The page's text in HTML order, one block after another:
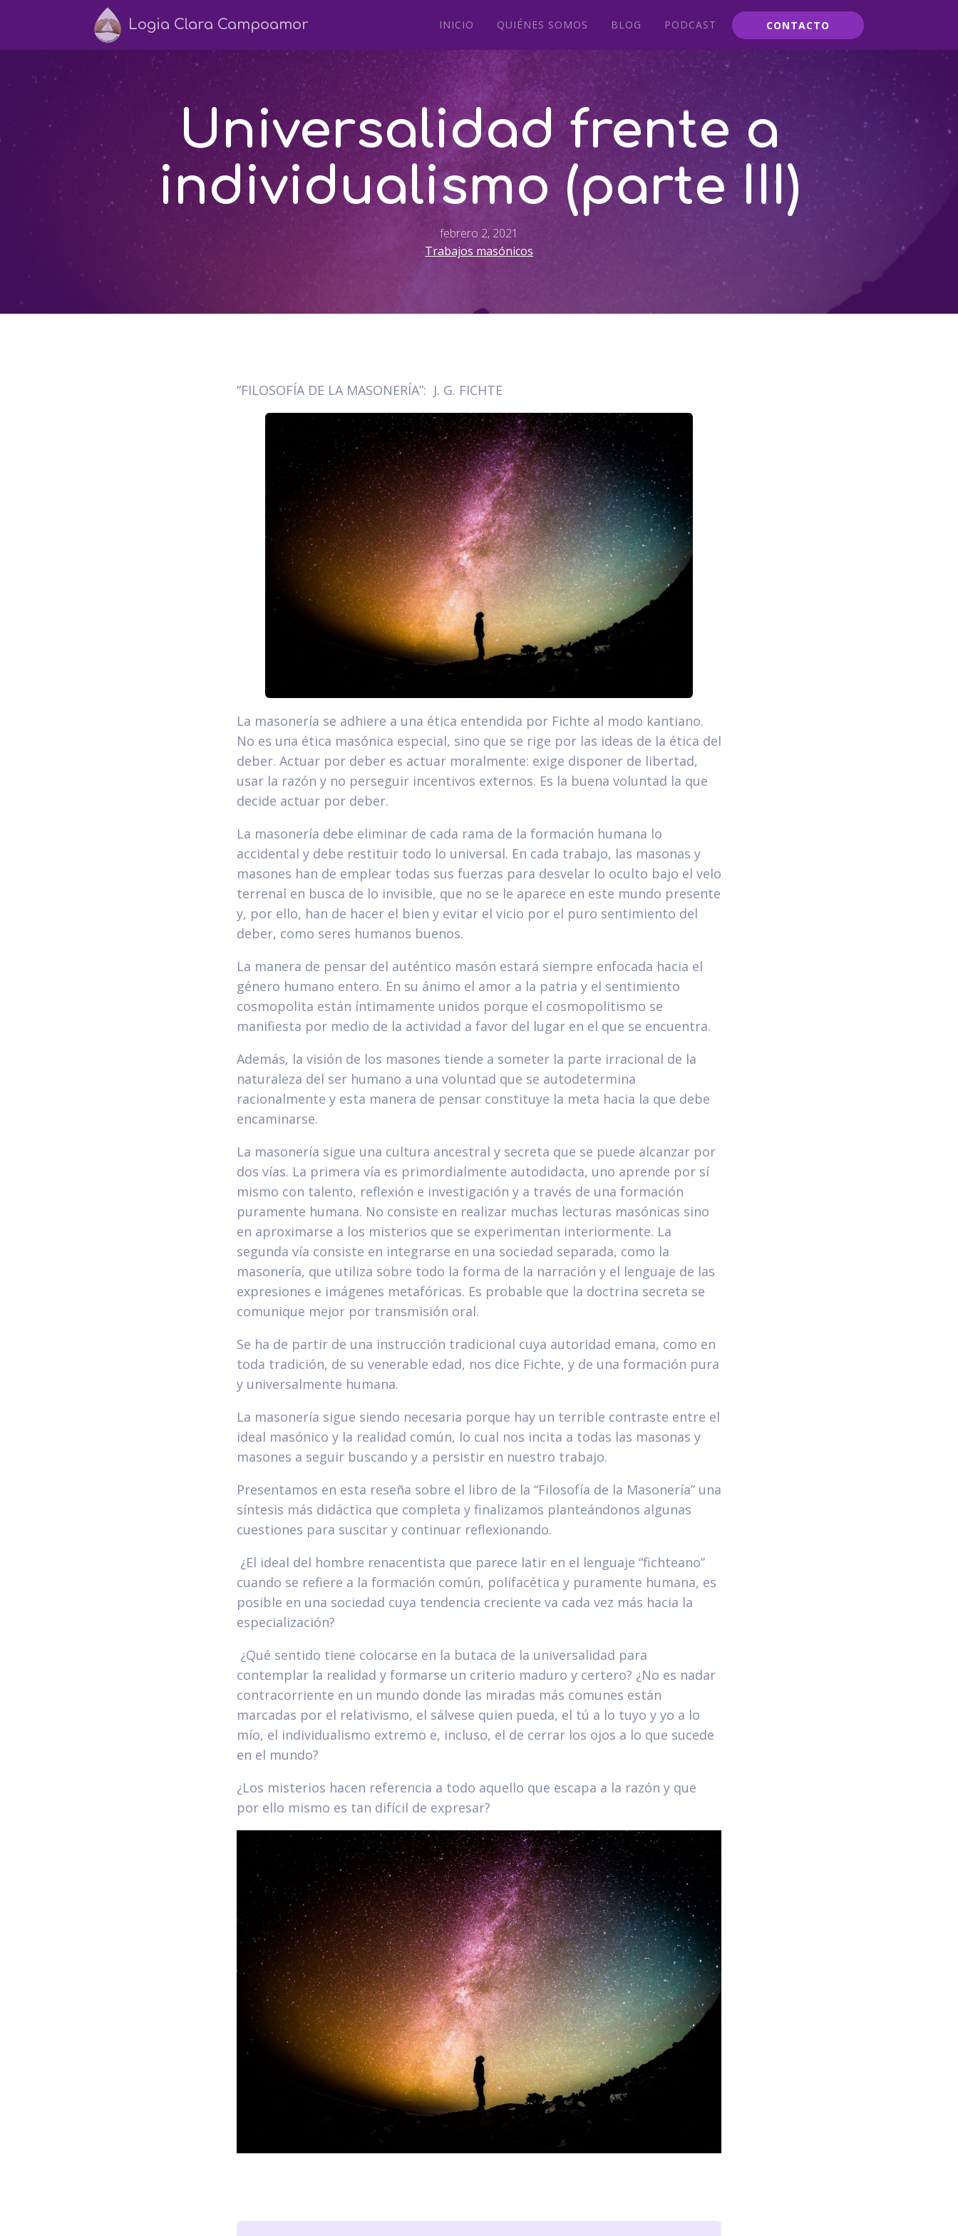
Logia Clara Campoamor INICIO QUIÉNES SOMOS BLOG PODCAST CONTACTO
Universalidad frente a
individualismo (parte III)
febrero 2, 2021
Trabajos masónicos
“FILOSOFÍA DE LA MASONERÍA”: J. G. FICHTE
La masonería se adhiere a una ética entendida por Fichte al modo kantiano.
No es una ética masónica especial, sino que se rige por las ideas de la ética del
deber. Actuar por deber es actuar moralmente: exige disponer de libertad,
usar la razón y no perseguir incentivos externos. Es la buena voluntad la que
decide actuar por deber.
La masonería debe eliminar de cada rama de la formación humana lo
accidental y debe restituir todo lo universal. En cada trabajo, las masonas y
masones han de emplear todas sus fuerzas para desvelar lo oculto bajo el velo
terrenal en busca de lo invisible, que no se le aparece en este mundo presente
y, por ello, han de hacer el bien y evitar el vicio por el puro sentimiento del
deber, como seres humanos buenos.
La manera de pensar del auténtico masón estará siempre enfocada hacia el
género humano entero. En su ánimo el amor a la patria y el sentimiento
cosmopolita están íntimamente unidos porque el cosmopolitismo se
manifiesta por medio de la actividad a favor del lugar en el que se encuentra.
Además, la visión de los masones tiende a someter la parte irracional de la
naturaleza del ser humano a una voluntad que se autodetermina
racionalmente y esta manera de pensar constituye la meta hacia la que debe
encaminarse.
La masonería sigue una cultura ancestral y secreta que se puede alcanzar por
dos vías. La primera vía es primordialmente autodidacta, uno aprende por sí
mismo con talento, reflexión e investigación y a través de una formación
puramente humana. No consiste en realizar muchas lecturas masónicas sino
en aproximarse a los misterios que se experimentan interiormente. La
segunda vía consiste en integrarse en una sociedad separada, como la
masonería, que utiliza sobre todo la forma de la narración y el lenguaje de las
expresiones e imágenes metafóricas. Es probable que la doctrina secreta se
comunique mejor por transmisión oral.
Se ha de partir de una instrucción tradicional cuya autoridad emana, como en
toda tradición, de su venerable edad, nos dice Fichte, y de una formación pura
y universalmente humana.
La masonería sigue siendo necesaria porque hay un terrible contraste entre el
ideal masónico y la realidad común, lo cual nos incita a todas las masonas y
masones a seguir buscando y a persistir en nuestro trabajo.
Presentamos en esta reseña sobre el libro de la “Filosofía de la Masonería” una
síntesis más didáctica que completa y finalizamos planteándonos algunas
cuestiones para suscitar y continuar reflexionando.
¿El ideal del hombre renacentista que parece latir en el lenguaje “fichteano”
cuando se refiere a la formación común, polifacética y puramente humana, es
posible en una sociedad cuya tendencia creciente va cada vez más hacia la
especialización?
¿Qué sentido tiene colocarse en la butaca de la universalidad para
contemplar la realidad y formarse un criterio maduro y certero? ¿No es nadar
contracorriente en un mundo donde las miradas más comunes están
marcadas por el relativismo, el sálvese quien pueda, el tú a lo tuyo y yo a lo
mío, el individualismo extremo e, incluso, el de cerrar los ojos a lo que sucede
en el mundo?
¿Los misterios hacen referencia a todo aquello que escapa a la razón y que
por ello mismo es tan difícil de expresar?